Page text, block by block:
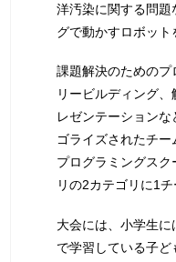
洋汚染に関する問
グで動かすロボット
課題解決のための
リービルディング
レゼンテーション
ゴライズされたチ
プログラミングス
リの2カテゴリに1
大会には、小学生
で学習している子ど